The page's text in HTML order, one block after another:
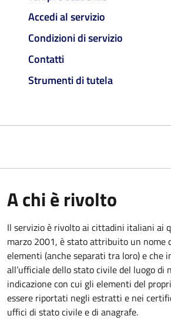
Accedi al servizio
Condizioni di servizio
Contatti
Strumenti di tutela
A chi è rivolto
Il servizio è rivolto ai cittadini italiani ai
marzo 2001, è stato attribuito un nome
elementi (anche separati tra loro) e che
all’ufficiale dello stato civile del luogo di
indicazione con cui gli elementi del
essere riportati negli estratti e nei
uffici di stato civile e di anagrafe.